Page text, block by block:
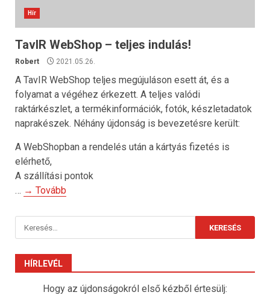
Hír
TavIR WebShop – teljes indulás!
Robert 2021.05.26.
A TavIR WebShop teljes megújuláson esett át, és a
folyamat a végéhez érkezett. A teljes valódi
raktárkészlet, a termékinformációk, fotók, készletadatok
naprakészek. Néhány újdonság is bevezetésre került:
A WebShopban a rendelés után a kártyás fizetés is
elérhető,
A szállítási pontok
… → Tovább
Keresés:
HÍRLEVÉL
Hogy az újdonságokról első kézből értesülj: